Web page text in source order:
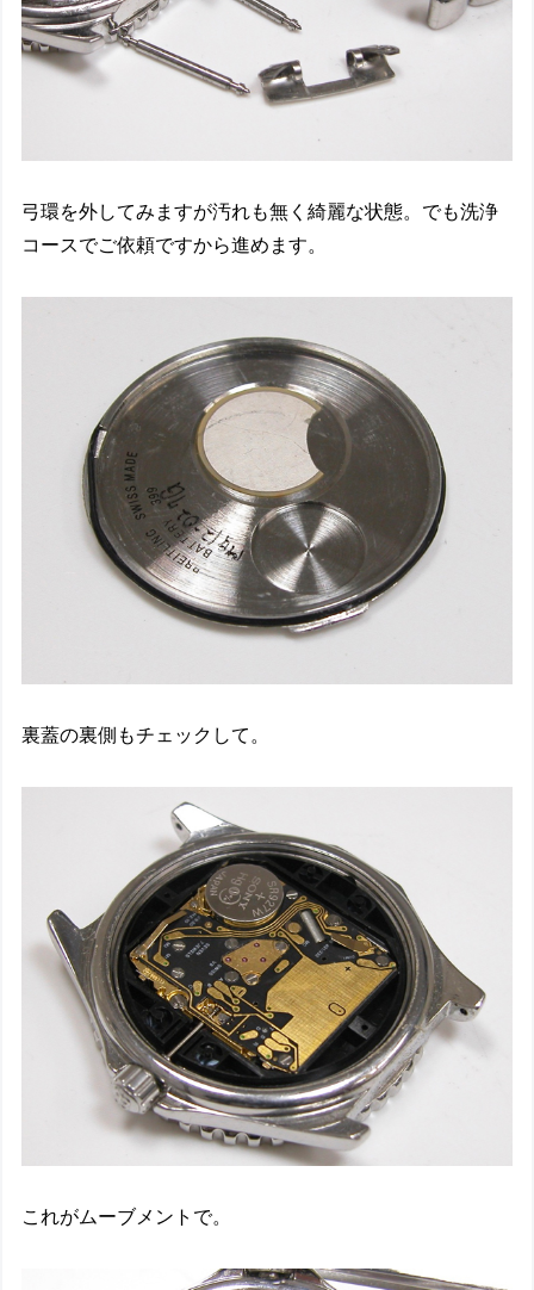
弓環を外してみますが汚れも無く綺麗な状態。でも洗浄
コースでご依頼ですから進めます。
裏蓋の裏側もチェックして。
これがムーブメントで。